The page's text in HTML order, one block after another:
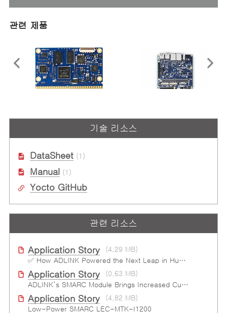
관련 제품
SMARC 숏 사이즈 모듈 Rockchip
SMARC 2.1 Reference Carrier
기술 리소스
DataSheet(1)
Manual (1)
Yocto GitHub
관련 리소스
Application Story
(4.29 MB)
✅ How ADLINK Powered the Next Leap in Humanoid Robotics
Application Story
(0.63 MB)
ADLINK’s SMARC Module Brings Increased Customization to Automated Fare Boxes
Application Story
(4.82 MB)
Low-Power SMARC LEC-MTK-I1200